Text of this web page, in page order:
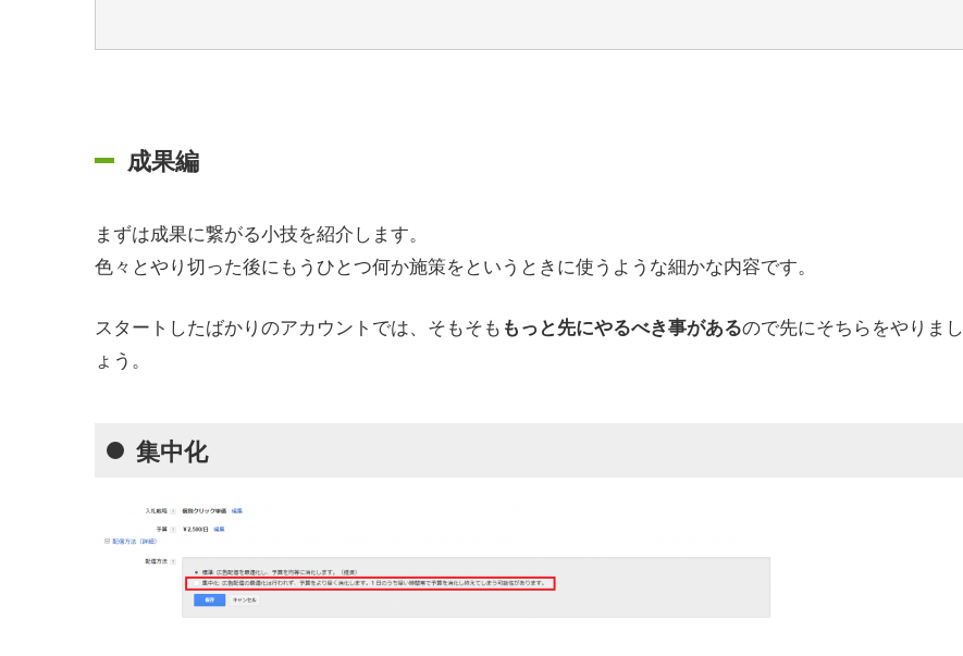
成果編
まずは成果に繋がる小技を紹介します。
色々とやり切った後にもうひとつ何か施策をというときに使うような細かな内容です。
スタートしたばかりのアカウントでは、そもそも もっと先にやるべき事があるので先にそちらをやりまし
ょう。
集中化